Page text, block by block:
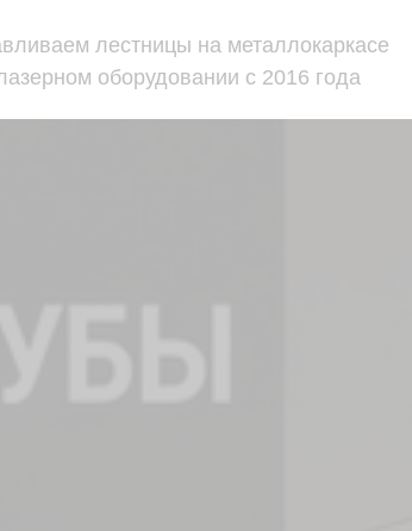
лестницы на металлокаркасе
оборудовании с 2016 года